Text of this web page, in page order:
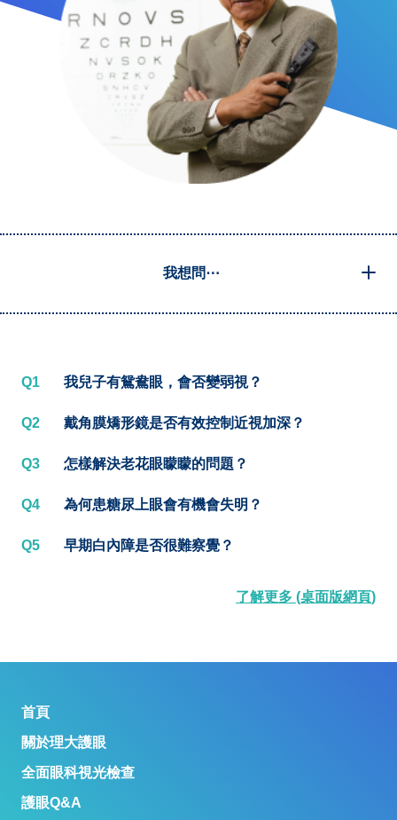
我想問⋯
Q1 我兒子有鴛鴦眼，會否變弱視？
Q2 戴角膜矯形鏡是否有效控制近視加深？
Q3 怎樣解決老花眼矇矇的問題？
Q4 為何患糖尿上眼會有機會失明？
Q5 早期白內障是否很難察覺？
了解更多 (桌面版網頁)
首頁
關於理大護眼
全面眼科視光檢查
護眼Q&A